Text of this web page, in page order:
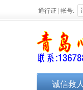
通行证 | 帐号:
诚信救人